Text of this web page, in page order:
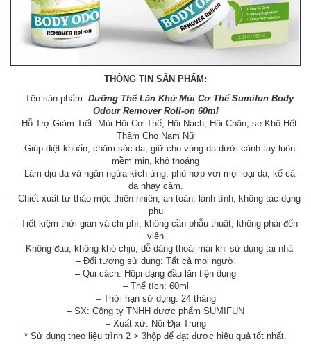
THÔNG TIN SẢN PHẨM:
– Tên sản phẩm: Dưỡng Thể Lăn Khử Mùi Cơ Thể Sumifun Body
Odour Remover Roll-on 60ml
– Hỗ Trợ Giảm Tiết Mùi Hôi Cơ Thể, Hôi Nách, Hôi Chân, se Khô Hết
Thâm Cho Nam Nữ
– Giúp diệt khuẩn, chăm sóc da, giữ cho vùng da dưới cánh tay luôn
mềm mịn, khô thoáng
– Làm dịu da và ngăn ngừa kích ứng, phù hợp với mọi loại da, kể cả
da nhạy cảm.
– Chiết xuất từ thảo mộc thiên nhiên, an toàn, lành tính, không tác dụng
phụ
– Tiết kiệm thời gian và chi phí, không cần phẫu thuật, không phải đến
viện
– Không đau, không khó chịu, dễ dàng thoải mái khi sử dụng tại nhà
– Đối tượng sử dụng: Tất cả mọi người
– Qui cách: Hộpi dạng đầu lăn tiện dụng
– Thể tích: 60ml
– Thời hạn sử dụng: 24 tháng
– SX: Công ty TNHH dược phẩm SUMIFUN
– Xuất xứ: Nội Địa Trung
* Sử dụng theo liệu trình 2 > 3hộp để đạt được hiệu quả tốt nhất.